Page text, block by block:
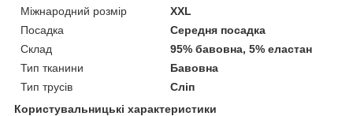
Міжнародний розмір
XXL
Посадка
Середня посадка
Склад
95% бавовна, 5% еластан
Тип тканини
Бавовна
Тип трусів
Сліп
Користувальницькі характеристики